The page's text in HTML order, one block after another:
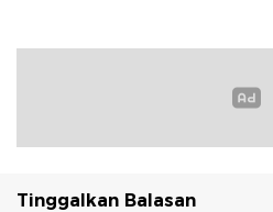
Tinggalkan Balasan